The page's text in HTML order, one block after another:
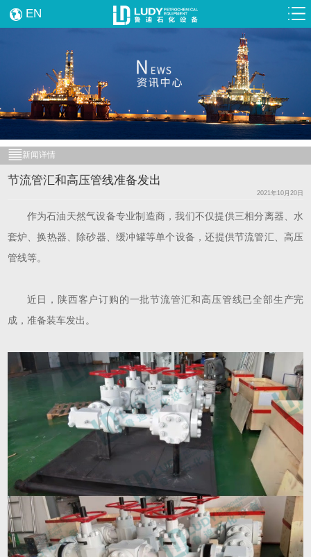
EN
新闻详情
节流管汇和高压管线准备发出
2021年10月20日
作为石油天然气设备专业制造商，我们不仅提供三相分离器、水
套炉、换热器、除砂器、缓冲罐等单个设备，还提供节流管汇、高压
管线等。
近日，陕西客户订购的一批节流管汇和高压管线已全部生产完
成，准备装车发出。